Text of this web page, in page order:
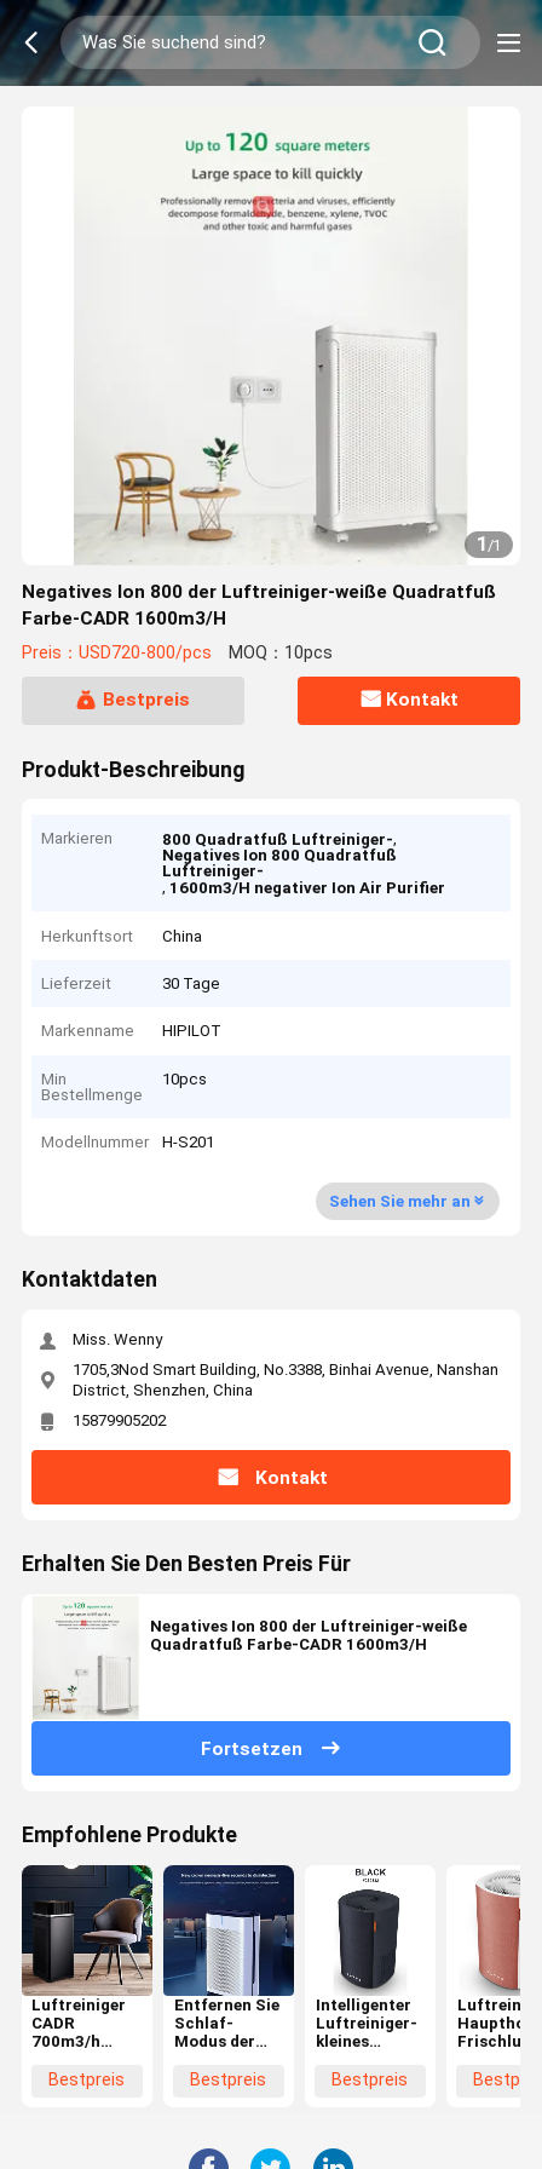
1/1
Negatives Ion 800 der Luftreiniger-weiße Quadratfuß
Farbe-CADR 1600m3/H
Preis：USD720-800/pcs MOQ：10pcs
Bestpreis Kontakt
Produkt-Beschreibung
Markieren 800 Quadratfuß Luftreiniger-,
Negatives Ion 800 Quadratfuß
Luftreiniger-
, 1600m3/H negativer Ion Air Purifier
Herkunftsort China
Lieferzeit 30 Tage
Markenname HIPILOT
Min
Bestellmenge
10pcs
Modellnummer H-S201
Sehen Sie mehr an
Kontaktdaten
Miss. Wenny
1705,3Nod Smart Building, No.3388, Binhai Avenue, Nanshan
District, Shenzhen, China
15879905202
Kontakt
Erhalten Sie Den Besten Preis Für
Negatives Ion 800 der Luftreiniger-weiße
Quadratfuß Farbe-CADR 1600m3/H
Fortsetzen
Empfohlene Produkte
Luftreiniger
CADR
700m3/h
Haus mit
Bestpreis
Entfernen Sie
Schlaf-
Modus der
schlechten
Luftreiniger-
Bestpreis
Intelligenter
Luftreiniger-
kleines
Ionizer
Bestpreis
Frischluft-
CADR